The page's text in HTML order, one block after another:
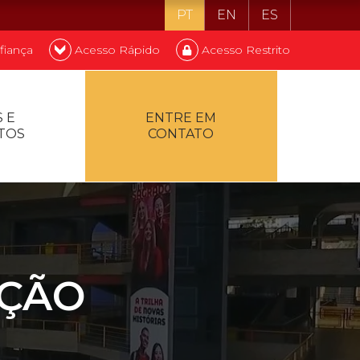
PT EN ES
Acesso Rápido Acesso Restrito
E
ENTRE EM
CONTATO